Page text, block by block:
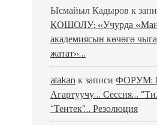
Ысмайыл Кадыров к
КОШОЛУ: «Учурда
академиясын көчөгө
жатат»…
alakan к записи ФОРУМ:
Агартуучу… Сессия…
“Тентек”… Резолюция